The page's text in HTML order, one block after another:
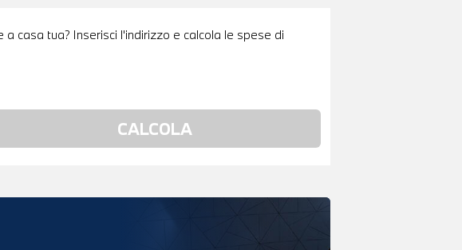
a casa tua? Inserisci l'indirizzo e calcola le spese di